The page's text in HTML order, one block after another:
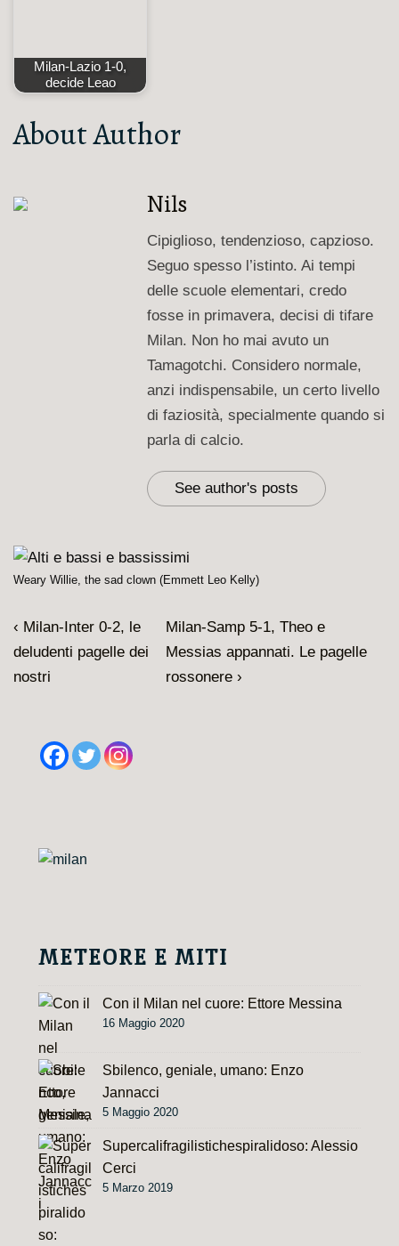
Milan-Lazio 1-0,
decide Leao
About Author
Nils
Cipiglioso, tendenzioso, capzioso.
Seguo spesso l’istinto. Ai tempi
delle scuole elementari, credo
fosse in primavera, decisi di tifare
Milan. Non ho mai avuto un
Tamagotchi. Considero normale,
anzi indispensabile, un certo livello
di faziosità, specialmente quando si
parla di calcio.
See author's posts
Weary Willie, the sad clown (Emmett Leo Kelly)
Navigazione
articoli
L'articolo
precedente
è
‹ Milan-Inter 0-2, le
deludenti pagelle dei
nostri
Il
prossimo
articolo
Milan-Samp 5-1, Theo e
Messias appannati. Le pagelle
rossonere ›
METEORE E MITI
Con il Milan nel cuore: Ettore Messina
16 Maggio 2020
Sbilenco, geniale, umano: Enzo
Jannacci
5 Maggio 2020
Supercalifragilistichespiralidoso: Alessio
Cerci
5 Marzo 2019